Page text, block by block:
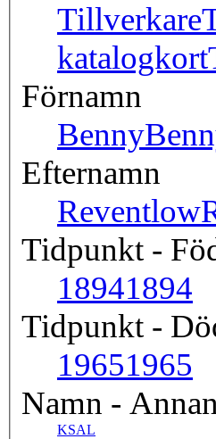
Tillverkare
katalogkort
Förnamn
Benny
Efternamn
Reventlow
Tidpunkt -
18941894
Tidpunkt -
19651965
Namn -
KSAL